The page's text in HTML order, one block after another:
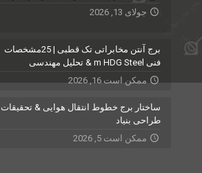
جولای 13, 2026
برج آنتن مخابراتی تک قطبی | 25مشخصات
فنی m HDG Steel & تحلیل مهندسی
ممکن است 16, 2026
ساختار برج خطوط انتقال هوایی & تحقیقات
طراحی بنیاد
ممکن است 5, 2026